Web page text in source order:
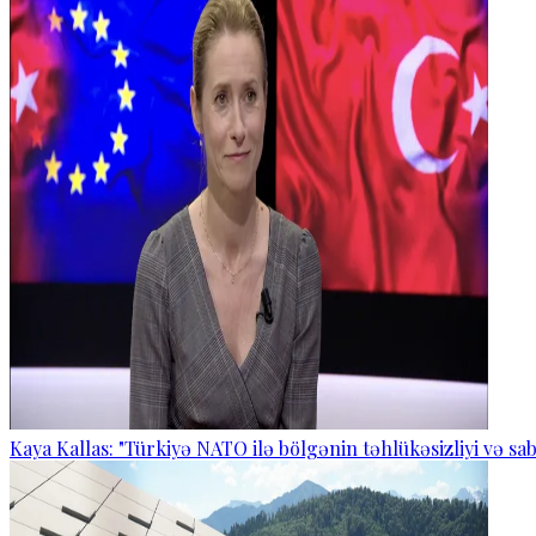
Kaya Kallas: "Türkiyə NATO ilə bölgənin təhlükəsizliyi və